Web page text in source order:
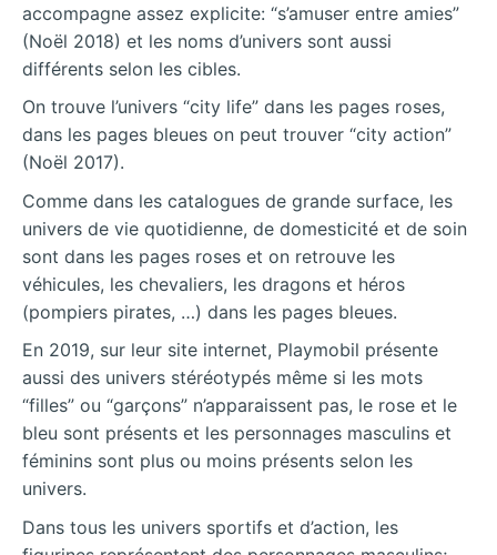
accompagne assez explicite: “s’amuser entre amies”
(Noël 2018) et les noms d’univers sont aussi
différents selon les cibles.
On trouve l’univers “city life” dans les pages roses,
dans les pages bleues on peut trouver “city action”
(Noël 2017).
Comme dans les catalogues de grande surface, les
univers de vie quotidienne, de domesticité et de soin
sont dans les pages roses et on retrouve les
véhicules, les chevaliers, les dragons et héros
(pompiers pirates, …) dans les pages bleues.
En 2019, sur leur site internet, Playmobil présente
aussi des univers stéréotypés même si les mots
“filles” ou “garçons” n’apparaissent pas, le rose et le
bleu sont présents et les personnages masculins et
féminins sont plus ou moins présents selon les
univers.
Dans tous les univers sportifs et d’action, les